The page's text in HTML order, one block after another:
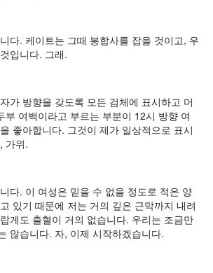
다. 케이트는 그때 봉합사를 잡을 것이고, 우
입니다. 그래.
가 방향을 갖도록 모든 검체에 표시하고 머
부 여백이라고 부르는 부분이 12시 방향 여
좋아합니다. 그것이 제가 일상적으로 표시
가위.
다. 이 여성은 믿을 수 없을 정도로 적은 양
있기 때문에 저는 거의 깊은 근막까지 내려
게도 출혈이 거의 없습니다. 우리는 조금만
않습니다. 자, 이제 시작하겠습니다.